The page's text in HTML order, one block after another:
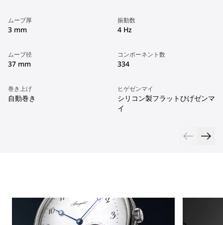
ムーブ厚
3 mm
振動数
4 Hz
ムーブ径
37 mm
コンポーネント数
334
巻き上げ
自動巻き
ヒゲゼンマイ
シリコン製フラットひげゼンマ
イ